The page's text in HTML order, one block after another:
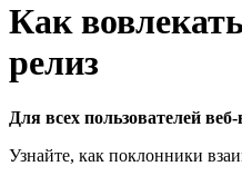
Как
релиз
Для всех пользователей
Узнайте, как поклонники